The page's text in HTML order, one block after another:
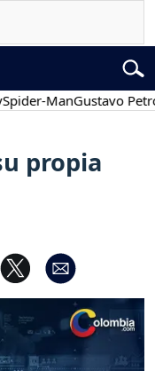
ManGustavo Petro
propia